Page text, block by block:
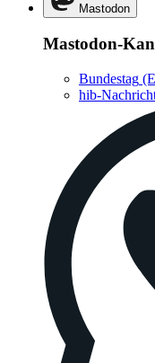
Mastodon
Mastodon-
Bundestag
hib-